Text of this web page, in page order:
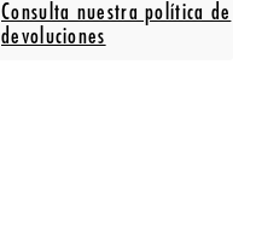
Consulta nuestra política de
devoluciones